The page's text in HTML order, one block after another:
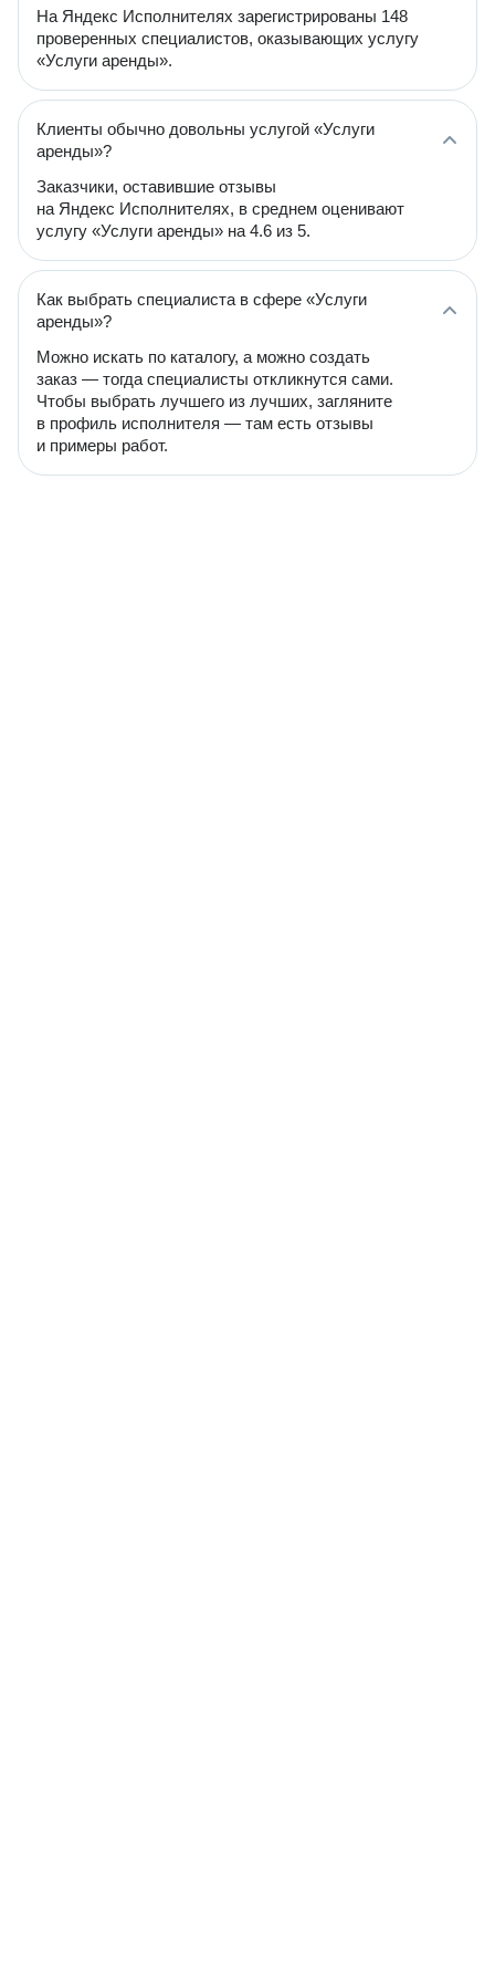
На Яндекс Исполнителях зарегистрированы 148
проверенных специалистов, оказывающих услугу
«Услуги аренды».
Клиенты обычно довольны услугой «Услуги
аренды»?
Заказчики, оставившие отзывы
на Яндекс Исполнителях, в среднем оценивают
услугу «Услуги аренды» на 4.6 из 5.
Как выбрать специалиста в сфере «Услуги
аренды»?
Можно искать по каталогу, а можно создать
заказ — тогда специалисты откликнутся сами.
Чтобы выбрать лучшего из лучших, загляните
в профиль исполнителя — там есть отзывы
и примеры работ.